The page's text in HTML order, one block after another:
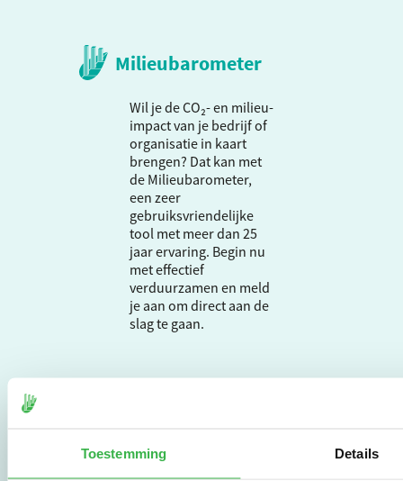
Toestemming Details
Milieubarometer
Wil je de CO₂- en milieu-
impact van je bedrijf of
organisatie in kaart
brengen? Dat kan met
de Milieubarometer,
een zeer
gebruiksvriendelijke
tool met meer dan 25
jaar ervaring. Begin nu
met effectief
verduurzamen en meld
je aan om direct aan de
slag te gaan.
vertaalt de groeiende
vraag om